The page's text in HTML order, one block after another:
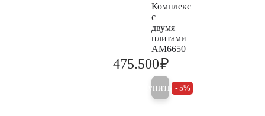
Комплекс
с
двумя
плитами
AM6650
475.500₽
Купить 5%